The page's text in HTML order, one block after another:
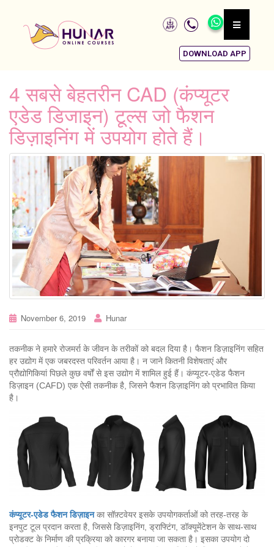
DOWNLOAD APP
4 सबसे बेहतरीन CAD (कंप्यूटर
एडेड डिजाइन) टूल्स जो फैशन
डिज़ाइनिंग में उपयोग होते हैं।
November 6, 2019 Hunar
तकनीक ने हमारे रोजमर्रा के जीवन के तरीकों को बदल दिया है। फैशन डिज़ाइनिंग सहित
हर उद्योग में एक जबरदस्त परिवर्तन आया है। न जाने कितनी विशेषताएं और
प्रौद्योगिकियां पिछले कुछ वर्षों से इस उद्योग में शामिल हुई हैं। कंप्यूटर-एडेड फैशन
डिज़ाइन (CAFD) एक ऐसी तकनीक है, जिसने फैशन डिज़ाइनिंग को प्रभावित किया
है।
कंप्यूटर-एडेड फैशन डिज़ाइनका सॉफ़्टवेयर इसके उपयोगकर्ताओं को तरह-तरह के
इनपुट टूल प्रदान करता है, जिससे डिज़ाइनिंग, ड्राफ्टिंग, डॉक्यूमेंटेशन के साथ-साथ
प्रोडक्ट के निर्माण की प्रक्रिया को कारगर बनाया जा सकता है। इसका उपयोग दो